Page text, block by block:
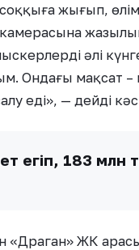
жығып,
камерасына
әлі
Ондағы мақсат –
еді», — дейді
егіп, 183 млн
ЖК